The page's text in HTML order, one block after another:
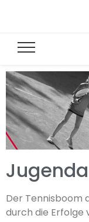
Der Tennisboom
durch die Erfolge